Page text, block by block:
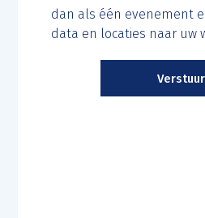
dan als één evenement
data en locaties naar uw